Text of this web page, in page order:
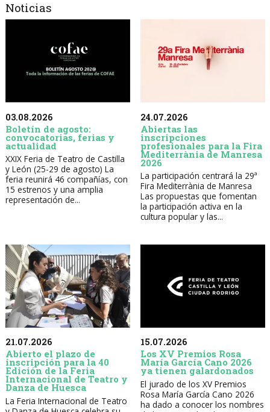
Noticias
03.08.2026
Boletín de agosto:
convocatorias, ferias y
actualidad
XXIX Feria de Teatro de Castilla
y León (25-29 de agosto) La
feria reunirá 46 compañías, con
15 estrenos y una amplia
representación de...
24.07.2026
Abiertas las
inscripciones
profesionales para la Fira
Mediterrània de Manresa
2026
La participación centrará la 29ª
Fira Mediterrània de Manresa
Las propuestas que fomentan
la participación activa en la
cultura popular y las...
21.07.2026
Abierto el plazo de
inscripción para la 40
Edición de la Feria
Internacional de Teatro y
Danza de Huesca
La Feria Internacional de Teatro
15.07.2026
Los XV Premios Rosa
María García Cano 2026
ya tienen galardonados
El jurado de los XV Premios
Rosa María García Cano 2026
ha dado a conocer los nombres